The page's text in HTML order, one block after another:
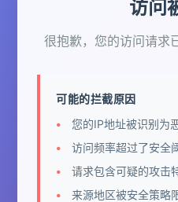
访问
很抱歉，您的访问请求
可能的拦截原因
您的IP地址被识别为
访问频率超过了安全
请求包含可疑的攻击
来源地区被安全策略